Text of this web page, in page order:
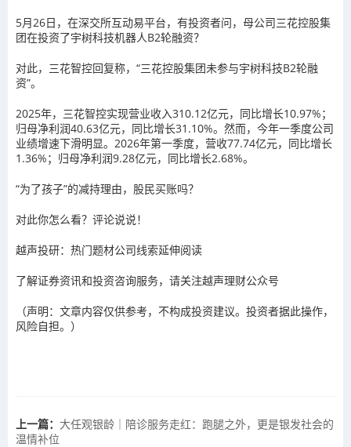
5月26日，在深交所互动易平台，有投资者问，母公司三花控股集
团在投资了宇树科技机器人B2轮融资？
对此，三花智控回复称，“三花控股集团未参与宇树科技B2轮融
资”。
2025年，三花智控实现营业收入310.12亿元，同比增长10.97%；
归母净利润40.63亿元，同比增长31.10%。然而，今年一季度公司
业绩增速下滑明显。2026年第一季度，营收77.74亿元，同比增长
1.36%；归母净利润9.28亿元，同比增长2.68%。
“为了孩子”的减持理由，股民买账吗？
对此你怎么看？评论说说！
越声投研：热门题材公司线索延伸阅读
了解证券资讯和投资咨询服务，请关注越声理财公众号
（声明：文章内容仅供参考，不构成投资建议。投资者据此操作，
风险自担。）
上一篇： 大任观银龄｜陪诊服务走红：跑腿之外，更是银发社会的
温情补位